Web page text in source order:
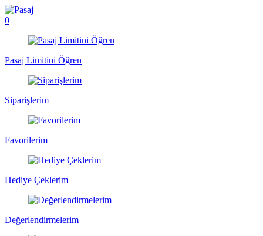
0
Pasaj Limitini Öğren
Siparişlerim
Favorilerim
Hediye Çeklerim
Değerlendirmelerim